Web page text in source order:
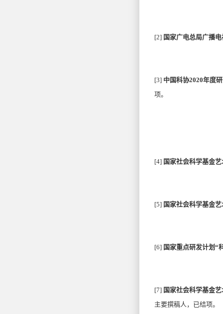
[2] 国家广电总局广播
[3] 中国科协2020年度
项。
[4] 国家社会科学基金
[5] 国家社会科学基金
[6] 国家重点研发计划“
[7] 国家社会科学基金
主要撰稿人，已结项。